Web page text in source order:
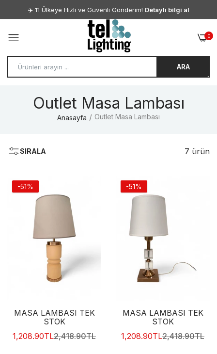
✈️ 11 Ülkeye Hızlı ve Güvenli Gönderim! Detaylı bilgi al
0
ARA
Masa Lambası Tek Stok
1,208.90TL
Masa Lambası Tek Stok
1,208.90TL
2,418.90TL
Masa Lambası Tek Stok
1,208.90TL
Masa Lambası Tek Stok
1,208.90TL
2,418.90TL
Outlet Masa Lambası
Anasayfa Outlet Masa Lambası
SIRALA 7 ürün
-51%
MASA LAMBASI TEK
STOK
1,208.90TL2,418.90TL
-51%
MASA LAMBASI TEK
STOK
1,208.90TL2,418.90TL